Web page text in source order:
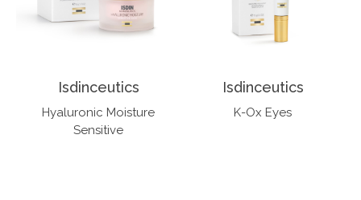
Isdinceutics
Hyaluronic Moisture
Sensitive
Isdinceutics
K-Ox Eyes